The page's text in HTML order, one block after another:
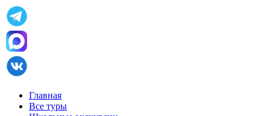
Главная
Все туры